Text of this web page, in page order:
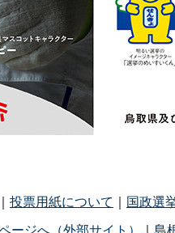
｜ 投票用紙について ｜ 国政選
ージへ（外部サイト） ｜ 島